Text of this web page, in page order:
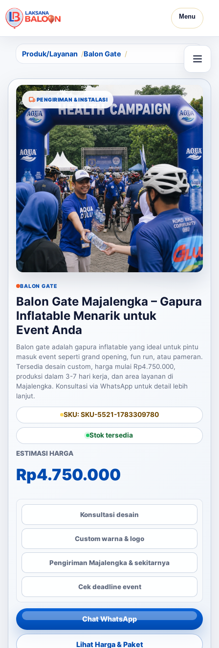
Menu
Produk/Layanan Balon Gate
PENGIRIMAN & INSTALASI
BALON GATE
Balon Gate Majalengka – Gapura
Inflatable Menarik untuk
Event Anda
Balon gate adalah gapura inflatable yang ideal untuk pintu
masuk event seperti grand opening, fun run, atau pameran.
Tersedia desain custom, harga mulai Rp4.750.000,
produksi dalam 3-7 hari kerja, dan area layanan di
Majalengka. Konsultasi via WhatsApp untuk detail lebih
lanjut.
SKU: SKU-5521-1783309780
Stok tersedia
ESTIMASI HARGA
Rp4.750.000
Konsultasi desain
Custom warna & logo
Pengiriman Majalengka & sekitarnya
Cek deadline event
Chat WhatsApp
Lihat Harga & Paket